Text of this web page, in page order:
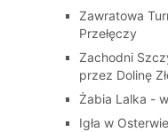
Zawratowa
Przełęczy
Zachodni
przez Dolinę
Żabia Lalka -
Igła w